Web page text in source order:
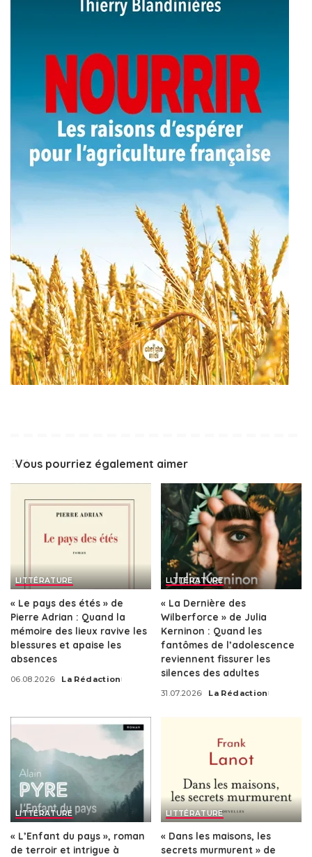
Vous pourriez également aimer
LITTÉRATURE
« Le pays des étés » de
Pierre Adrian : Quand la
mémoire des lieux ravive les
blessures et apaise les
absences
06.08.2026
Posted
La Rédaction
LITTÉRATURE
« La Dernière des
Wilberforce » de Julia
Kerninon : Quand les
fantômes de l’adolescence
reviennent fissurer les
silences des adultes
31.07.2026
Posted
La Rédaction
LITTÉRATURE
« L’Enfant du pays », roman
de terroir et intrigue à
LITTÉRATURE
« Dans les maisons, les
secrets murmurent » de